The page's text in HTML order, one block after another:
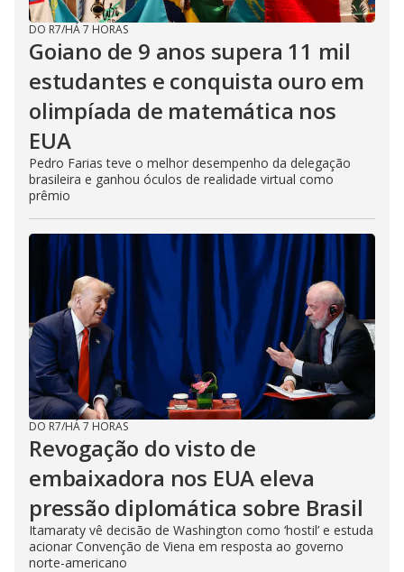
DO R7/HÁ 7 HORAS
Goiano de 9 anos supera 11 mil
estudantes e conquista ouro em
olimpíada de matemática nos
EUA
Pedro Farias teve o melhor desempenho da delegação
brasileira e ganhou óculos de realidade virtual como
prêmio
DO R7/HÁ 7 HORAS
Revogação do visto de
embaixadora nos EUA eleva
pressão diplomática sobre Brasil
Itamaraty vê decisão de Washington como ‘hostil’ e estuda
acionar Convenção de Viena em resposta ao governo
norte-americano